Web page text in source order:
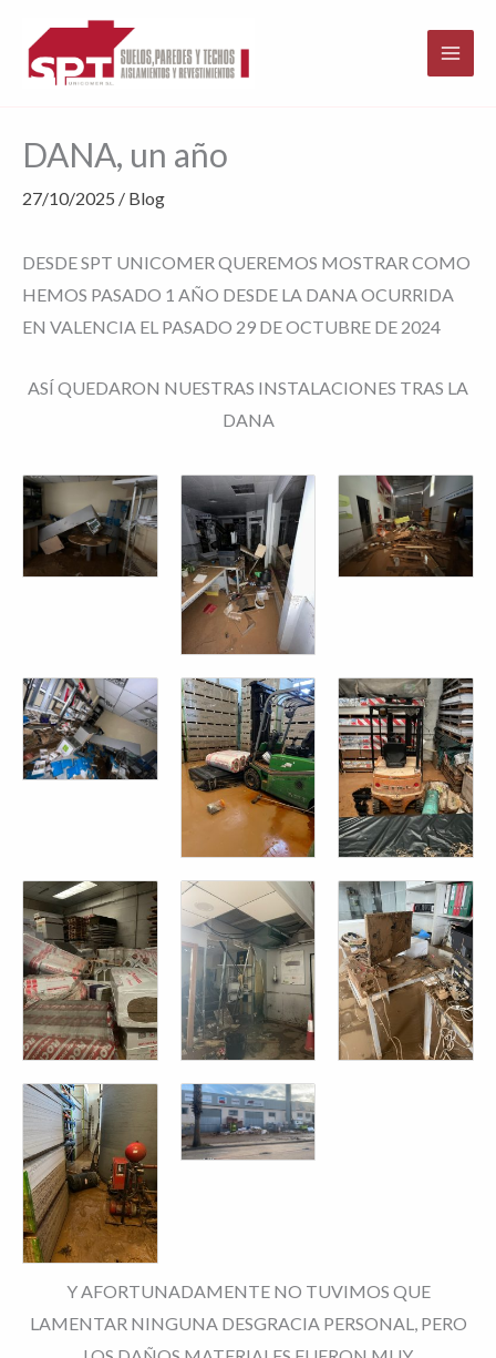
contenido
DANA, un año
27/10/2025 / Blog
DESDE SPT UNICOMER QUEREMOS MOSTRAR COMO
HEMOS PASADO 1 AÑO DESDE LA DANA OCURRIDA
EN VALENCIA EL PASADO 29 DE OCTUBRE DE 2024
ASÍ QUEDARON NUESTRAS INSTALACIONES TRAS LA
DANA
Y AFORTUNADAMENTE NO TUVIMOS QUE
LAMENTAR NINGUNA DESGRACIA PERSONAL, PERO